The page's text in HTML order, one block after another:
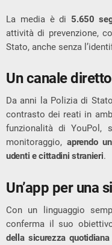
La media è di 5.650
attività di prevenzione,
Stato, anche senza
Un canale
Da anni la Polizia di
contrasto dei reati in
funzionalità di
monitoraggio,aprendo
udenti e cittadini stranieri.
Un’app per una
Con un linguaggio
conferma il suo
della sicurezza quotidiana